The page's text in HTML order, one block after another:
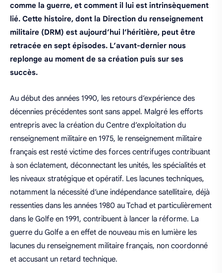
comme la guerre, et comment il lui est intrinsèquement
lié. Cette histoire, dont la Direction du renseignement
militaire (DRM) est aujourd’hui l’héritière, peut être
retracée en sept épisodes. L’avant-dernier nous
replonge au moment de sa création puis sur ses
succès.
Au début des années 1990, les retours d’expérience des
décennies précédentes sont sans appel. Malgré les efforts
entrepris avec la création du Centre d’exploitation du
renseignement militaire en 1975, le renseignement militaire
français est resté victime des forces centrifuges contribuant
à son éclatement, déconnectant les unités, les spécialités et
les niveaux stratégique et opératif. Les lacunes techniques,
notamment la nécessité d’une indépendance satellitaire, déjà
ressenties dans les années 1980 au Tchad et particulièrement
dans le Golfe en 1991, contribuent à lancer la réforme. La
guerre du Golfe a en effet de nouveau mis en lumière les
lacunes du renseignement militaire français, non coordonné
et accusant un retard technique.